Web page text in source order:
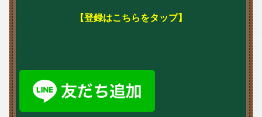
【登録はこちらをタップ】